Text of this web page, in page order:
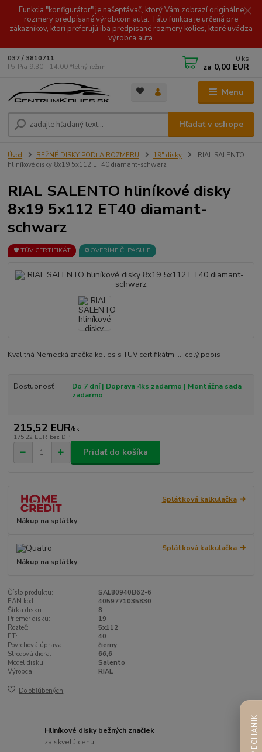
Funkcia "konfigurátor" je našeptávač, ktorý Vám zobrazí originálne
rozmery predpísané výrobcom auta. Táto funkcia je určená pre
zákazníkov, ktorí preferujú iba predpísané rozmery kolies, ktoré uvádza
výrobca auta.
Menu
Hľadať v eshope
037 / 3810711
Po-Pia 9.30 - 14.00 *letný režim
0 ks
za 0,00 EUR
Úvod BEŽNÉ DISKY PODĽA ROZMERU 19" disky
RIAL SALENTO
hliníkové disky 8x19 5x112 ET40 diamant-schwarz
RIAL SALENTO hliníkové disky
8x19 5x112 ET40 diamant-
schwarz
🛡️ TÜV CERTIFIKÁT ⚙️OVERÍME ČI PASUJE
Kvalitná Nemecká značka kolies s TUV certifikátmi ... celý popis
Dostupnosť
Do 7 dní | Doprava 4ks zadarmo | Montážna sada
zadarmo
215,52 EUR/ks
175,22 EUR bez DPH
Pridať do košíka
Splátková kalkulačka
Nákup na splátky
Splátková kalkulačka
Nákup na splátky
Číslo produktu:
SAL80940B62-6
EAN kód:
4059771035830
Šírka disku:
8
Priemer disku:
19
Rozteč:
5x112
ET:
40
Povrchová úprava:
čierny
Stredová diera:
66,6
Model disku:
Salento
Výrobca:
RIAL
Do obľúbených
Hliníkové disky bežných značiek
za skvelú cenu
AI MECHANIK